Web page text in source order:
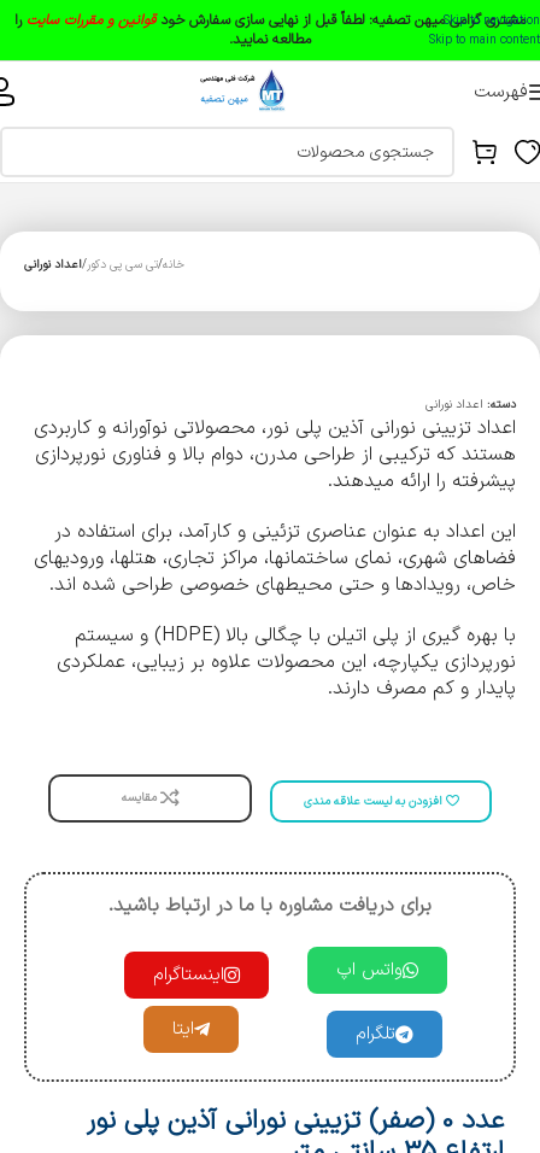
Skip to navigation
Skip to main content
مشتری گرامی میهن تصفیه: لطفاً قبل از نهایی سازی سفارش خودقوانین و مقررات سایت را
مطالعه نمایید.
فهرست
خانه تی سی پی دکور اعداد نورانی
دسته: اعداد نورانی
اعداد تزیینی نورانی آذین پلی نور، محصولاتی نوآورانه و کاربردی
هستند که ترکیبی از طراحی مدرن، دوام بالا و فناوری نورپردازی
پیشرفته را ارائه میدهند.
این اعداد به عنوان عناصری تزئینی و کارآمد، برای استفاده در
فضاهای شهری، نمای ساختمانها، مراکز تجاری، هتلها، ورودیهای
خاص، رویدادها و حتی محیطهای خصوصی طراحی شده اند.
با بهره گیری از پلی اتیلن با چگالی بالا (HDPE) و سیستم
نورپردازی یکپارچه، این محصولات علاوه بر زیبایی، عملکردی
پایدار و کم مصرف دارند.
افزودن به لیست علاقه مندی مقایسه
برای دریافت مشاوره با ما در ارتباط باشید.
واتس اپ اینستاگرام
تلگرام ایتا
عدد 0 (صفر) تزیینی نورانی آذین پلی نور